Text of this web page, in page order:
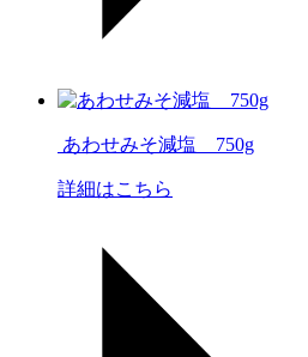
あわせみそ減塩 750g
詳細はこちら